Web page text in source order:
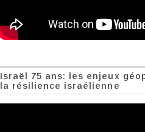
Israël 75 ans: les enjeux
la résilience israélienne